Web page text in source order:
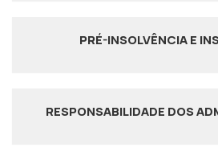
PRÉ-INSOLVÊNCIA E
RESPONSABILIDADE DOS